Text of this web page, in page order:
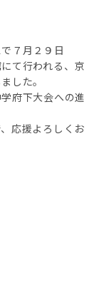
７月２９日
て行われる、 京
した。
府下大会への進
応援よろしくお